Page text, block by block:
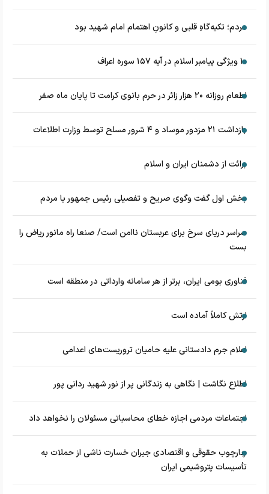
مردم؛ تکیه‌گاهِ قلبی و کانونِ اهتمام امام شهید بود
۱۰ ویژگی پیامبر اسلام در آیه ۱۵۷ سوره اعراف
اطعام روزانه ۲۰ هزار زائر در حرم بانوی کرامت تا پایان ماه صفر
بازداشت ۲۱ مزدور موساد و ۴ شرور مسلح توسط وزارت اطلاعات
برائت از دشمنان ایران و اسلام
بخش اول گفت وگوی صریح و تفصیلی رئیس جمهور با مردم
سراسر دریای سرخ برای عربستان ناامن است/ صنعا راه مانور ریاض را
بست
فناوری بومی ایران، برتر از هر سامانه وارداتی در منطقه است
ارتش کاملاً آماده است
اعلام جرم دادستانی علیه حامیان تروریست‌های اعدامی
اطلاع نگاشت | نگاهی به زندگانی پر از نور شهید ردانی پور
اجتماعات مردمی اجازه خطای محاسباتی مسئولان را نخواهد داد
چارچوب حقوقی و اقتصادی جبران خسارت ناشی از حملات به
تأسیسات پتروشیمی ایران